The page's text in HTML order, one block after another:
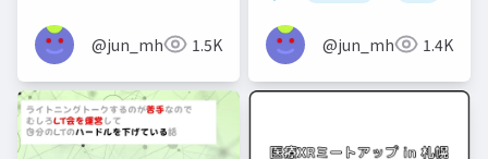
@jun_mh4g1.5K @jun_mh4g1.4K